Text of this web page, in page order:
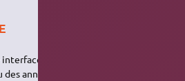
qui ressemble à l'ancien
années 2000 (